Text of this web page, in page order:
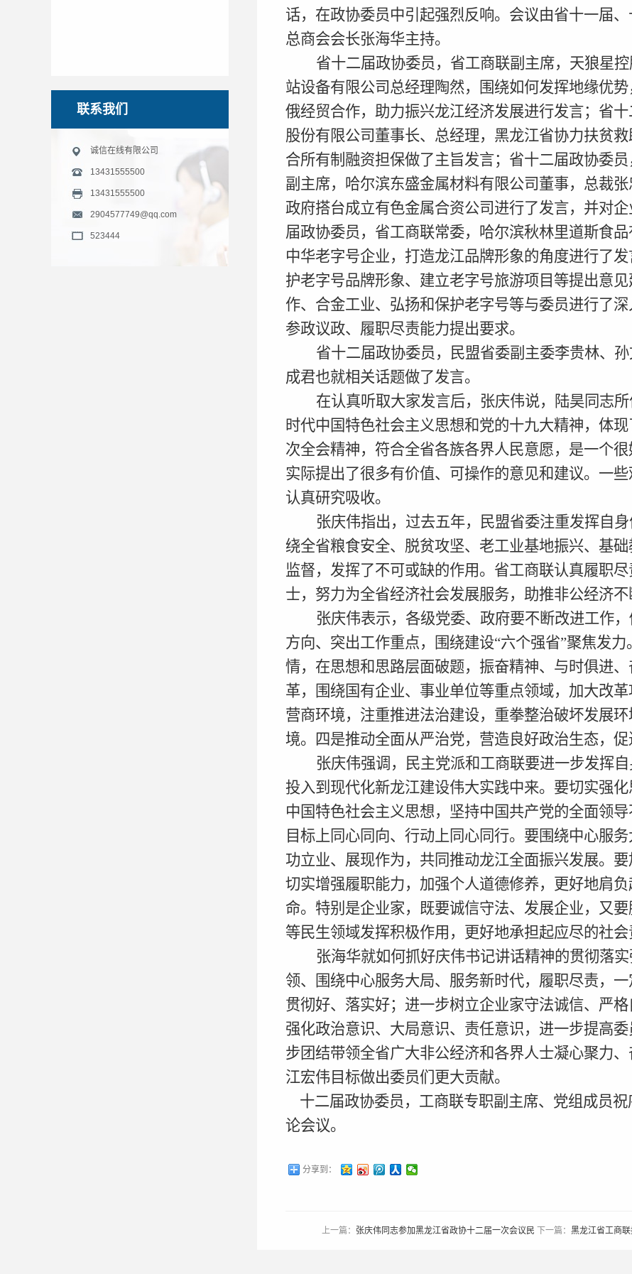
联系我们
诚信在线有限公司
13431555500
13431555500
2904577749@qq.com
523444
话，在政协委员中引起强烈反响。会议由省十一届
总商会会长张海华主持。
省十二届政协委员，省工商联副主席，天狼星
站设备有限公司总经理陶然，围绕如何发挥地缘优
俄经贸合作，助力振兴龙江经济发展进行发言；省
股份有限公司董事长、总经理，黑龙江省协力扶贫
合所有制融资担保做了主旨发言；省十二届政协委
副主席，哈尔滨东盛金属材料有限公司董事，总裁
政府搭台成立有色金属合资公司进行了发言，并对
届政协委员，省工商联常委，哈尔滨秋林里道斯食
中华老字号企业，打造龙江品牌形象的角度进行了
护老字号品牌形象、建立老字号旅游项目等提出意
作、合金工业、弘扬和保护老字号等与委员进行了
参政议政、履职尽责能力提出要求。
省十二届政协委员，民盟省委副主委李贵林、
成君也就相关话题做了发言。
在认真听取大家发言后，张庆伟说，陆昊同志
时代中国特色社会主义思想和党的十九大精神，体
次全会精神，符合全省各族各界人民意愿，是一个
实际提出了很多有价值、可操作的意见和建议。一
认真研究吸收。
张庆伟指出，过去五年，民盟省委注重发挥自
绕全省粮食安全、脱贫攻坚、老工业基地振兴、基
监督，发挥了不可或缺的作用。省工商联认真履职
士，努力为全省经济社会发展服务，助推非公经济不
张庆伟表示，各级党委、政府要不断改进工作
方向、突出工作重点，围绕建设“六个强省”聚焦发
情，在思想和思路层面破题，振奋精神、与时俱进
革，围绕国有企业、事业单位等重点领域，加大改
营商环境，注重推进法治建设，重拳整治破坏发展
境。四是推动全面从严治党，营造良好政治生态，
张庆伟强调，民主党派和工商联要进一步发挥
投入到现代化新龙江建设伟大实践中来。要切实强
中国特色社会主义思想，坚持中国共产党的全面领
目标上同心同向、行动上同心同行。要围绕中心服
功立业、展现作为，共同推动龙江全面振兴发展。
切实增强履职能力，加强个人道德修养，更好地肩
命。特别是企业家，既要诚信守法、发展企业，又
等民生领域发挥积极作用，更好地承担起应尽的社会
张海华就如何抓好庆伟书记讲话精神的贯彻落
领、围绕中心服务大局、服务新时代，履职尽责，
贯彻好、落实好；进一步树立企业家守法诚信、严
强化政治意识、大局意识、责任意识，进一步提高
步团结带领全省广大非公经济和各界人士凝心聚力
江宏伟目标做出委员们更大贡献。
十二届政协委员，工商联专职副主席、党组成员
论会议。
分享到：
上一篇： 张庆伟同志参加黑龙江省政协十二届一次会议民 下一篇： 黑龙江省工商